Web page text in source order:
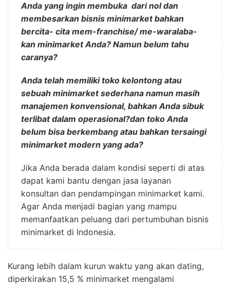
Anda yang ingin membuka dari nol dan
membesarkan bisnis minimarket bahkan
bercita- cita mem-franchise/ me-waralaba-
kan minimarket Anda? Namun belum tahu
caranya?
Anda telah memiliki toko kelontong atau
sebuah minimarket sederhana namun masih
manajemen konvensional, bahkan Anda sibuk
terlibat dalam operasional?dan toko Anda
belum bisa berkembang atau bahkan tersaingi
minimarket modern yang ada?
Jika Anda berada dalam kondisi seperti di atas
dapat kami bantu dengan jasa layanan
konsultan dan pendampingan minimarket kami.
Agar Anda menjadi bagian yang mampu
memanfaatkan peluang dari pertumbuhan bisnis
minimarket di Indonesia.
Kurang lebih dalam kurun waktu yang akan dating,
diperkirakan 15,5 % minimarket mengalami